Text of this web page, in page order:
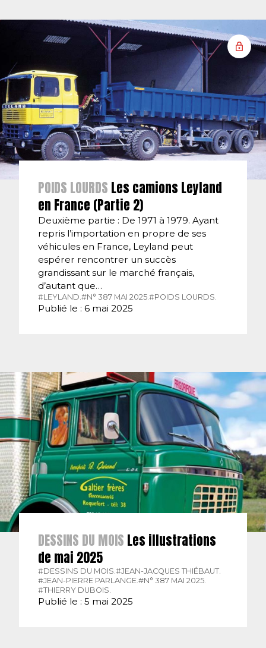
POIDS LOURDS Les camions Leyland
en France (Partie 2)
Deuxième partie : De 1971 à 1979. Ayant
repris l’importation en propre de ses
véhicules en France, Leyland peut
espérer rencontrer un succès
grandissant sur le marché français,
d’autant que…
#LEYLAND. #N° 387 MAI 2025. #POIDS LOURDS.
Publié le : 6 mai 2025
DESSINS DU MOIS Les illustrations
de mai 2025
#DESSINS DU MOIS. #JEAN-JACQUES THIÉBAUT.
#JEAN-PIERRE PARLANGE. #N° 387 MAI 2025.
#THIERRY DUBOIS.
Publié le : 5 mai 2025